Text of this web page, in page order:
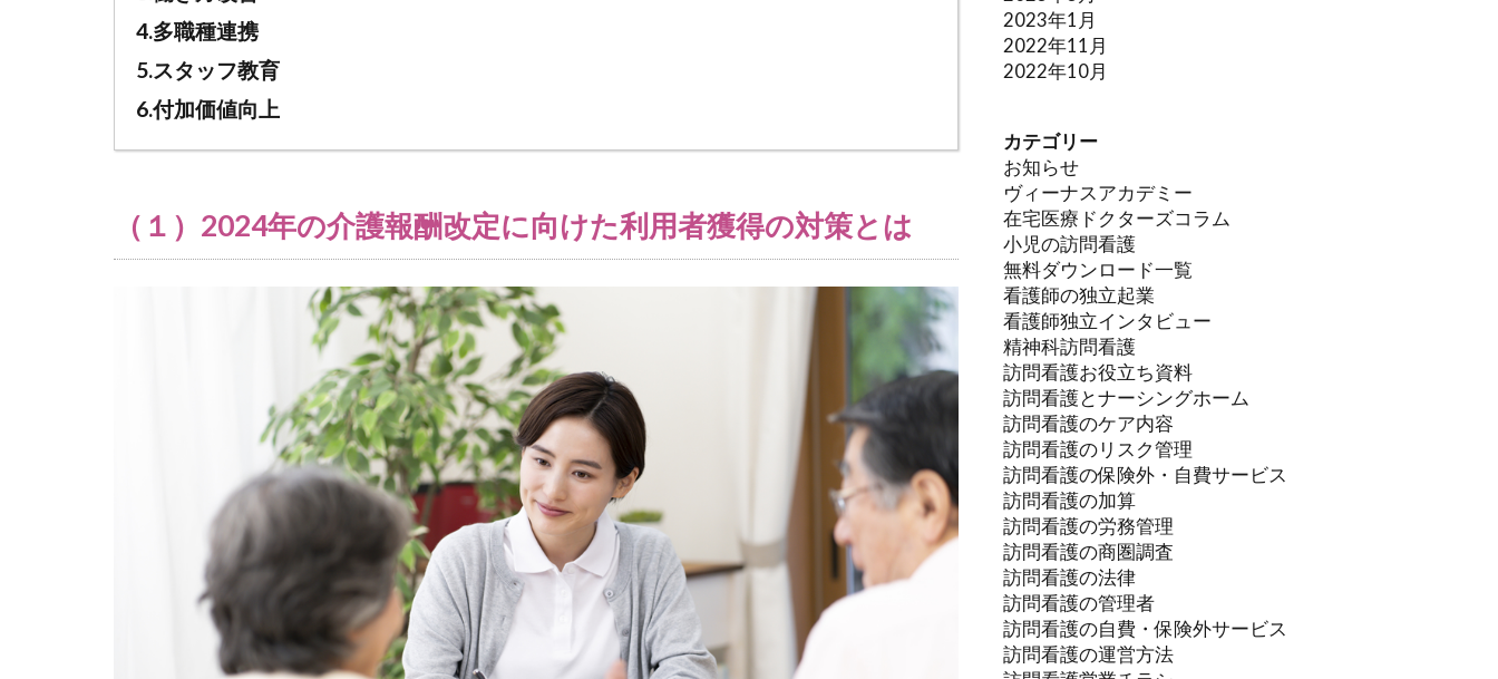
社の
強み
を具
体化
を実
4.多職種連携
5.スタッフ教育
6.付加価値向上
（１）2024年の介護報酬改定に向けた利用者獲得の対策とは
2023年1月
2022年11月
2022年10月
カテゴリー
お知らせ
ヴィーナスアカデミー
在宅医療ドクターズコラム
小児の訪問看護
無料ダウンロード一覧
看護師の独立起業
看護師独立インタビュー
精神科訪問看護
訪問看護お役立ち資料
訪問看護とナーシングホーム
訪問看護のケア内容
訪問看護のリスク管理
訪問看護の保険外・自費サービス
訪問看護の加算
訪問看護の労務管理
訪問看護の商圏調査
訪問看護の法律
訪問看護の管理者
訪問看護の自費・保険外サービス
訪問看護の運営方法